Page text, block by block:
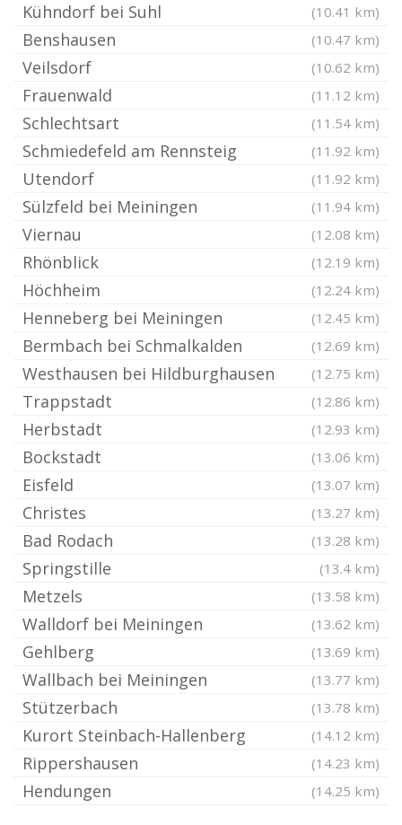
Kühndorf bei Suhl (10.41 km)
Benshausen (10.47 km)
Veilsdorf (10.62 km)
Frauenwald (11.12 km)
Schlechtsart (11.54 km)
Schmiedefeld am Rennsteig (11.92 km)
Utendorf (11.92 km)
Sülzfeld bei Meiningen (11.94 km)
Viernau (12.08 km)
Rhönblick (12.19 km)
Höchheim (12.24 km)
Henneberg bei Meiningen (12.45 km)
Bermbach bei Schmalkalden (12.69 km)
Westhausen bei Hildburghausen (12.75 km)
Trappstadt (12.86 km)
Herbstadt (12.93 km)
Bockstadt (13.06 km)
Eisfeld (13.07 km)
Christes (13.27 km)
Bad Rodach (13.28 km)
Springstille (13.4 km)
Metzels (13.58 km)
Walldorf bei Meiningen (13.62 km)
Gehlberg (13.69 km)
Wallbach bei Meiningen (13.77 km)
Stützerbach (13.78 km)
Kurort Steinbach-Hallenberg (14.12 km)
Rippershausen (14.23 km)
Hendungen (14.25 km)